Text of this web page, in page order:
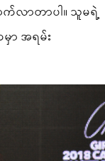
လာတာပါ။ သူမရဲ့
အရမ်း